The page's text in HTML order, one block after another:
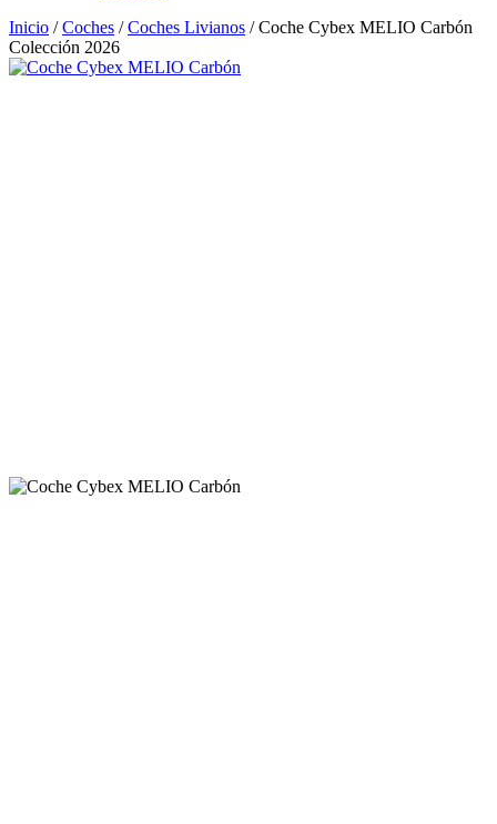
Inicio /Coches /Coches Livianos / Coche Cybex MELIO Carbón
Colección 2026